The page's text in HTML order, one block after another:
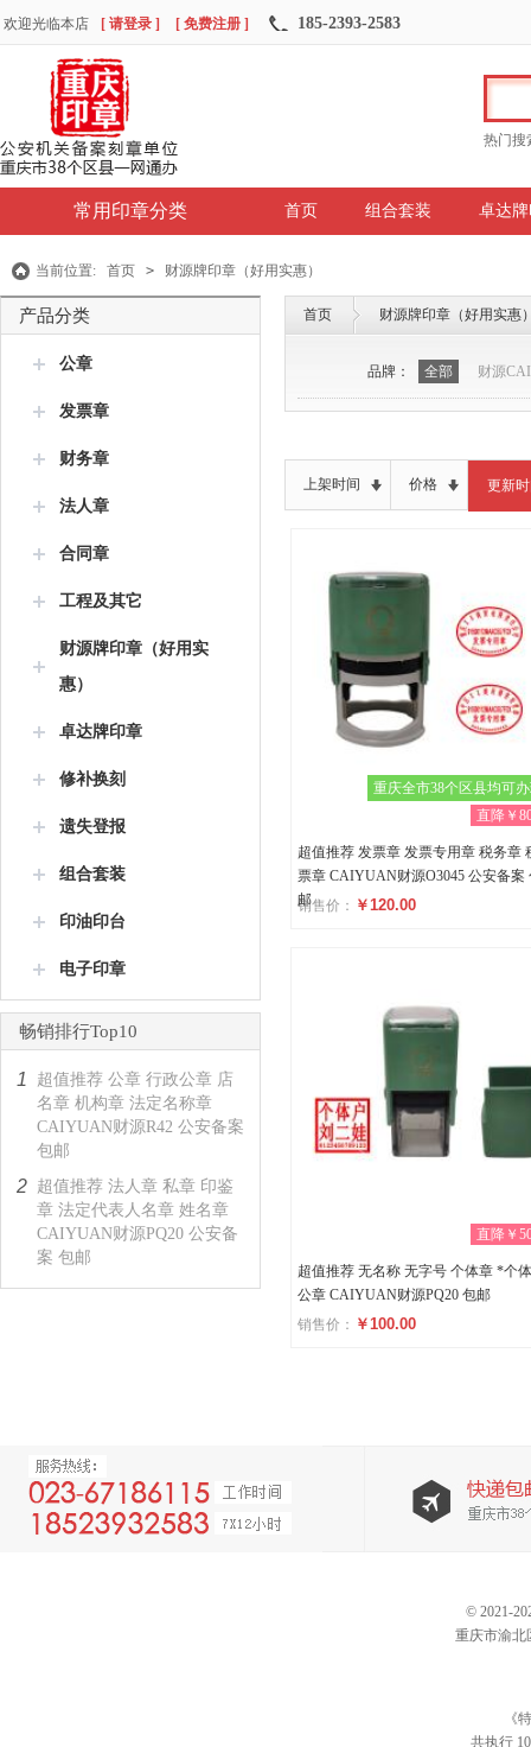
欢迎光临本店 [ 请登录 ] [ 免费注册 ] 185-2393-2583
热门搜
常用印章分类 首页 组合套装 卓达
当前位置: 首页 > 财源牌印章（好用实惠）
产品分类
公章
发票章
财务章
法人章
合同章
工程及其它
财源牌印章（好用实
惠）
卓达牌印章
修补换刻
遗失登报
组合套装
印油印台
电子印章
畅销排行Top10
1
超值推荐 公章 行政公章 店
名章 机构章 法定名称章
CAIYUAN财源R42 公安备案
包邮
2 超值推荐 法人章 私章 印鉴
章 法定代表人名章 姓名章
CAIYUAN财源PQ20 公安备
案 包邮
首页 财源牌印章（好用实惠
品牌： 全部 财源
上架时间 价格 更新
重庆全市38个区县均可
直降￥
超值推荐 发票章 发票专用章 税务章
票章 CAIYUAN财源O3045 公安备案
邮
销售价： ￥120.00
直降￥
超值推荐 无名称 无字号 个体章 *个
公章 CAIYUAN财源PQ20 包邮
销售价： ￥100.00
© 2021-
重庆市渝北
《
共执行